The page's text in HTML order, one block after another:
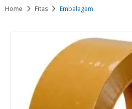
Home Fitas Embalagem